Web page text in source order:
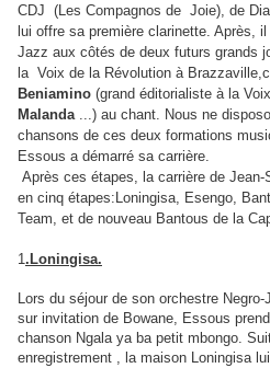
CDJ (Les Compagnos de Joie), de
lui offre sa première clarinette. Après,
Jazz aux côtés de deux futurs grands
la Voix de la Révolution à
Beniamino (grand éditorialiste à la
Malanda...) au chant. Nous ne
chansons de ces deux formations
Essous a démarré sa carrière.
Après ces étapes, la carrière de
en cinq étapes:Loningisa, Esengo,
Team, et de nouveau Bantous de la
1.Loningisa.
Lors du séjour de son orchestre
sur invitation de Bowane, Essous
chanson Ngala ya ba petit mbongo.
enregistrement , la maison Loningisa